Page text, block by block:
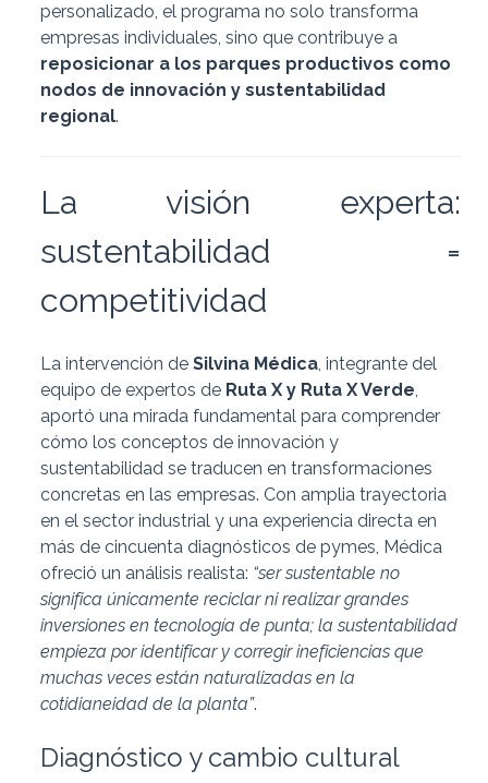
personalizado, el programa no solo transforma
empresas individuales, sino que contribuye a
reposicionar a los parques productivos como
nodos de innovación y sustentabilidad
regional.
La visión experta:
sustentabilidad =
competitividad
La intervención de Silvina Médica, integrante del
equipo de expertos de Ruta X y Ruta X Verde,
aportó una mirada fundamental para comprender
cómo los conceptos de innovación y
sustentabilidad se traducen en transformaciones
concretas en las empresas. Con amplia trayectoria
en el sector industrial y una experiencia directa en
más de cincuenta diagnósticos de pymes, Médica
ofreció un análisis realista: “ser sustentable no
significa únicamente reciclar ni realizar grandes
inversiones en tecnología de punta; la sustentabilidad
empieza por identificar y corregir ineficiencias que
muchas veces están naturalizadas en la
cotidianeidad de la planta”.
Diagnóstico y cambio cultural